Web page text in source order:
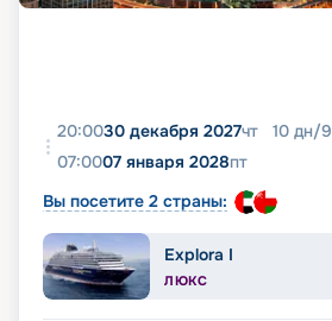
20:0030 декабря 2027чт 10 дн/9
07:0007 января 2028пт
Вы посетите 2 страны:
Explora I
ЛЮКС